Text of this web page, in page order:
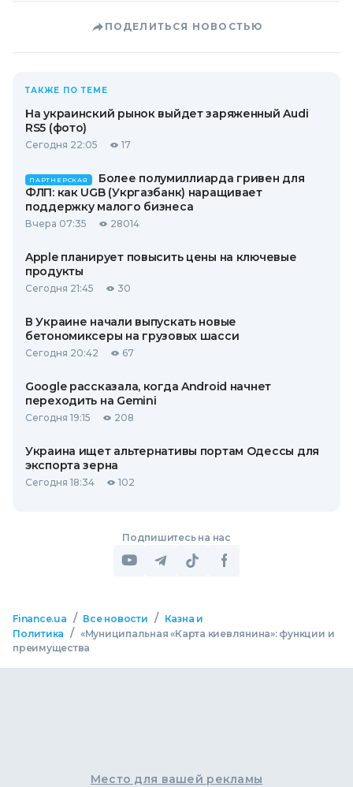
ПОДЕЛИТЬСЯ НОВОСТЬЮ
ТАКЖЕ ПО ТЕМЕ
На украинский рынок выйдет заряженный Audi
RS5 (фото)
Сегодня 22:05 17
ПАРТНЕРСКАЯ
Более полумиллиарда гривен для
ФЛП: как UGB (Укргазбанк) наращивает
поддержку малого бизнеса
Вчера 07:35 28014
Apple планирует повысить цены на ключевые
продукты
Сегодня 21:45 30
В Украине начали выпускать новые
бетономиксеры на грузовых шасси
Сегодня 20:42 67
Google рассказала, когда Android начнет
переходить на Gemini
Сегодня 19:15 208
Украина ищет альтернативы портам Одессы для
экспорта зерна
Сегодня 18:34 102
Подпишитесь на нас
Finance.ua / Все новости /
Казна и
Политика
/ «Муниципальная «Карта киевлянина»: функции и
преимущества
Место для вашей рекламы